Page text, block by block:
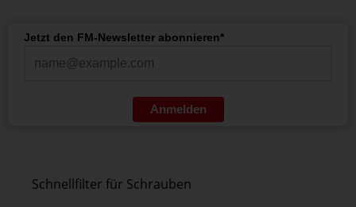
Jetzt den FM-Newsletter abonnieren*
Anmelden
Schnellfilter für Schrauben